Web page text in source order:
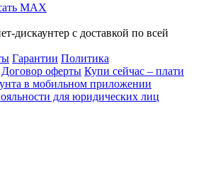
MAX
дискаунтер с доставкой по всей
Гарантии Политика
Договор оферты Купи сейчас – плати
в мобильном приложении
для юридических лиц